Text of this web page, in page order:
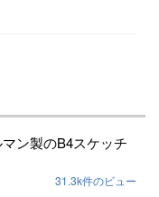
ン製のB4スケッチ
31.3k件のビュー